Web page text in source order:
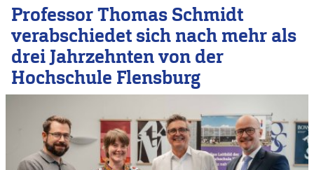
Professor Thomas Schmidt
verabschiedet sich nach mehr als
drei Jahrzehnten von der
Hochschule Flensburg